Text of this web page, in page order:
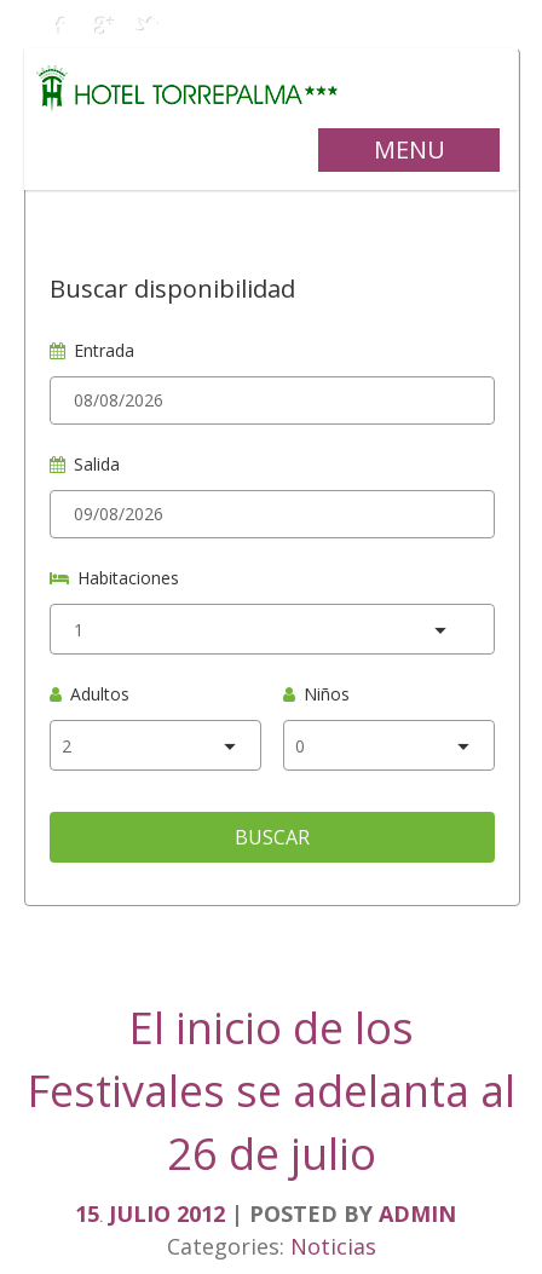
MENU
Buscar disponibilidad
Entrada
Salida
Habitaciones
Adultos Niños
BUSCAR
El inicio de los
Festivales se adelanta al
26 de julio
15. JULIO 2012 POSTED BY ADMIN
Categories: Noticias